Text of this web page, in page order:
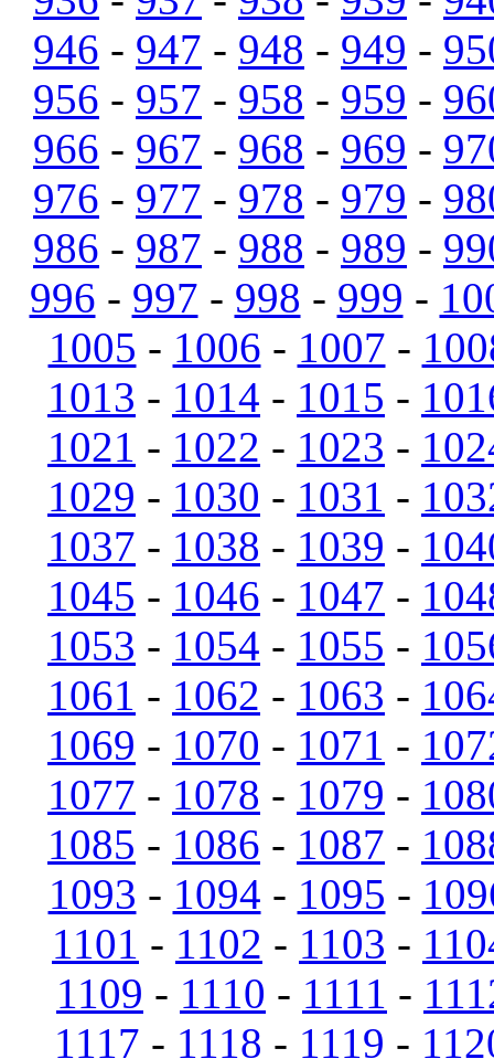
946 - 947 - 948 - 949 -
956 - 957 - 958 - 959 -
966 - 967 - 968 - 969 -
976 - 977 - 978 - 979 -
986 - 987 - 988 - 989 -
996 - 997 - 998 - 999 -
1005 - 1006 - 1007 -
1013 - 1014 - 1015 -
1021 - 1022 - 1023 -
1029 - 1030 - 1031 -
1037 - 1038 - 1039 -
1045 - 1046 - 1047 -
1053 - 1054 - 1055 -
1061 - 1062 - 1063 -
1069 - 1070 - 1071 -
1077 - 1078 - 1079 -
1085 - 1086 - 1087 -
1093 - 1094 - 1095 -
1101 - 1102 - 1103 -
1109 - 1110 - 1111 -
1117 - 1118 - 1119 -